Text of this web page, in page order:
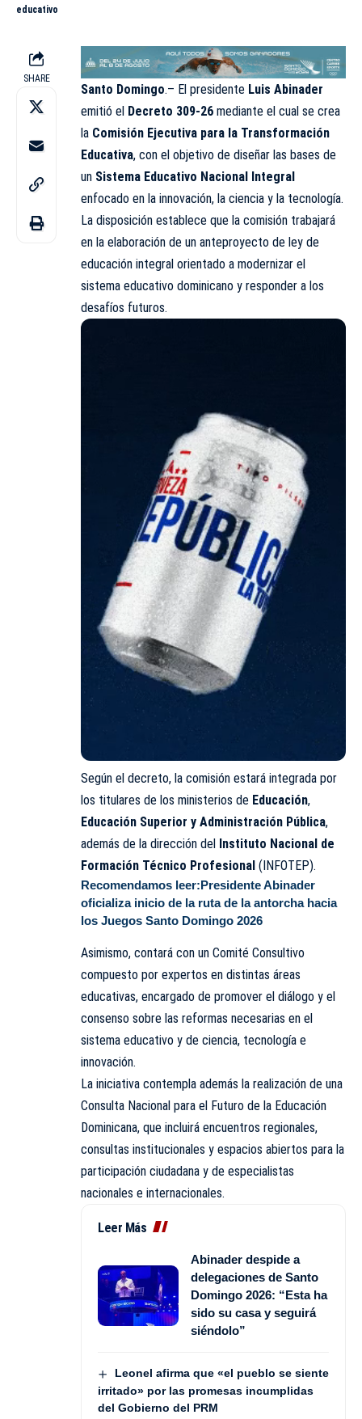
educativo
SHARE
Santo Domingo.– El presidente Luis Abinader
emitió el Decreto 309-26 mediante el cual se crea
la Comisión Ejecutiva para la Transformación
Educativa, con el objetivo de diseñar las bases de
un Sistema Educativo Nacional Integral
enfocado en la innovación, la ciencia y la tecnología.
La disposición establece que la comisión trabajará
en la elaboración de un anteproyecto de ley de
educación integral orientado a modernizar el
sistema educativo dominicano y responder a los
desafíos futuros.
Según el decreto, la comisión estará integrada por
los titulares de los ministerios de Educación,
Educación Superior y Administración Pública,
además de la dirección del Instituto Nacional de
Formación Técnico Profesional (INFOTEP).
Recomendamos leer:Presidente Abinader
oficializa inicio de la ruta de la antorcha hacia
los Juegos Santo Domingo 2026
Asimismo, contará con un Comité Consultivo
compuesto por expertos en distintas áreas
educativas, encargado de promover el diálogo y el
consenso sobre las reformas necesarias en el
sistema educativo y de ciencia, tecnología e
innovación.
La iniciativa contempla además la realización de una
Consulta Nacional para el Futuro de la Educación
Dominicana, que incluirá encuentros regionales,
consultas institucionales y espacios abiertos para la
participación ciudadana y de especialistas
nacionales e internacionales.
Leer Más
Abinader despide a
delegaciones de Santo
Domingo 2026: “Esta ha
sido su casa y seguirá
siéndolo”
Leonel afirma que «el pueblo se siente
irritado» por las promesas incumplidas
del Gobierno del PRM